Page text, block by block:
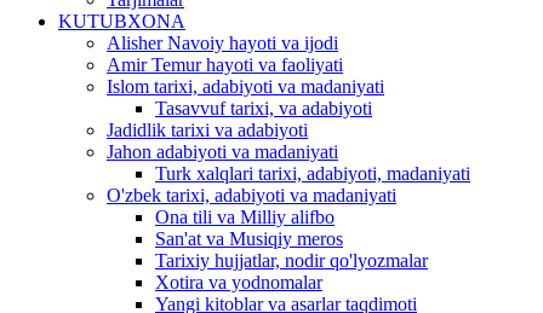
KUTUBXONA
Alisher Navoiy hayoti va ijodi
Amir Temur hayoti va faoliyati
Islom tarixi, adabiyoti va madaniyati
Tasavvuf tarixi, va adabiyoti
Jadidlik tarixi va adabiyoti
Jahon adabiyoti va madaniyati
Turk xalqlari tarixi, adabiyoti, madaniyati
O'zbek tarixi, adabiyoti va madaniyati
Ona tili va Milliy alifbo
San'at va Musiqiy meros
Tarixiy hujjatlar, nodir qo'lyozmalar
Xotira va yodnomalar
Yangi kitoblar va asarlar taqdimoti